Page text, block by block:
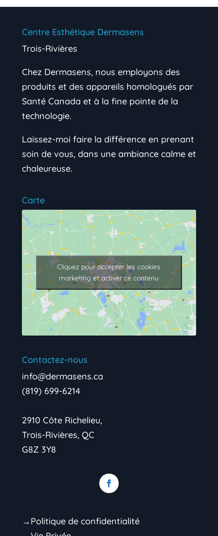
Centre Esthétique Dermasens
Trois-Rivières
Chez Dermasens, nous employons des
produits et des appareils homologués par
Santé Canada et à la fine pointe de la
technologie.
Laissez-moi faire la différence en prenant
soin de vous, dans une ambiance calme et
chaleureuse.
Carte
Cliquez pour accepter les cookies
marketing et activer ce contenu
Contactez-nous
info@dermasens.ca
(819) 699-6214
2910 Côte Richelieu,
Trois-Rivières, QC
G8Z 3Y8
→Politique de confidentialité